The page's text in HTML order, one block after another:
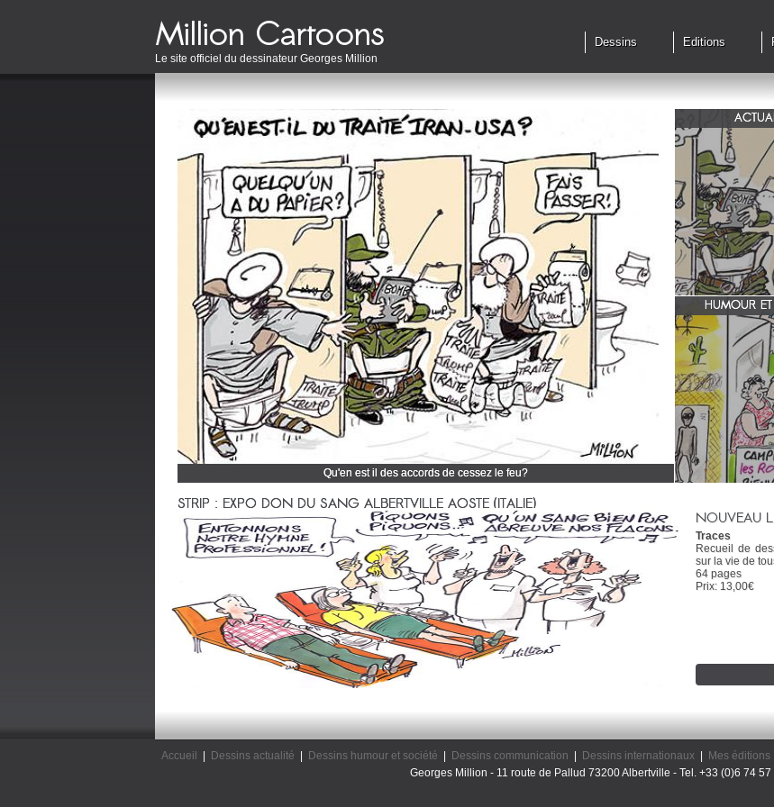
Le site officiel du dessinateur Georges Million
Dessins Editions
Qu'en est il des accords de cessez le feu?
Cliquez et découvrez tous mes dessins d'actualité
Qu'en est il des
le feu?
HUMOUR
zone 51
STRIP : EXPO DON DU SANG ALBERTVILLE AOSTE (ITALIE)
NOUVEAU
Traces
Recueil de
sur la vie de
64 pages
Prix: 13,00€
Accueil Dessins actualité Dessins humour et société Dessins communication Dessins internationaux| Mes éditions
Georges Million - 11 route de Pallud 73200 Albertville - Tel. +33 (0)6 74 57